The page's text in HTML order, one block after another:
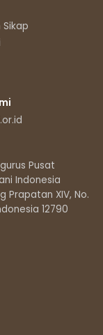
Pusat
Indonesia
Prapatan XIV, No.11
12790